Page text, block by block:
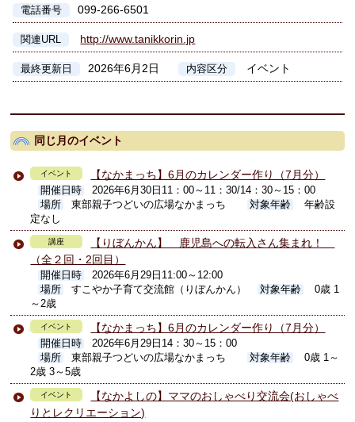
電話番号 099-266-6501
関連URL http://www.tanikkorin.jp
最終更新日 2026年6月2日 内容区分 イベント
同じ月のイベント
イベント 【なかまっち】6月のカレンダー作り（7月分）
開催日時
2026年6月30日11：00～11：30/14：30～15：00
場所
東部親子つどいの広場なかまっち 対象年齢
年齢設
定なし
講座
【りぼんかん】 鹿児島への転入さん集まれ！
（全２回・2回目）
開催日時
2026年6月29日11:00～12:00
場所
すこやか子育て交流館（りぼんかん） 対象年齢
0歳 1
～2歳
イベント 【なかまっち】6月のカレンダー作り（7月分）
開催日時
2026年6月29日14：30～15：00
場所
東部親子つどいの広場なかまっち 対象年齢
0歳 1～
2歳 3～5歳
イベント
【なかよしの】ママのおしゃべり交流会(おしゃべ
りとレクリエーション)